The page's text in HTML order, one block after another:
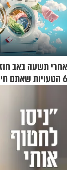
אחרי תשעה באב
6 הטעויות שאתם